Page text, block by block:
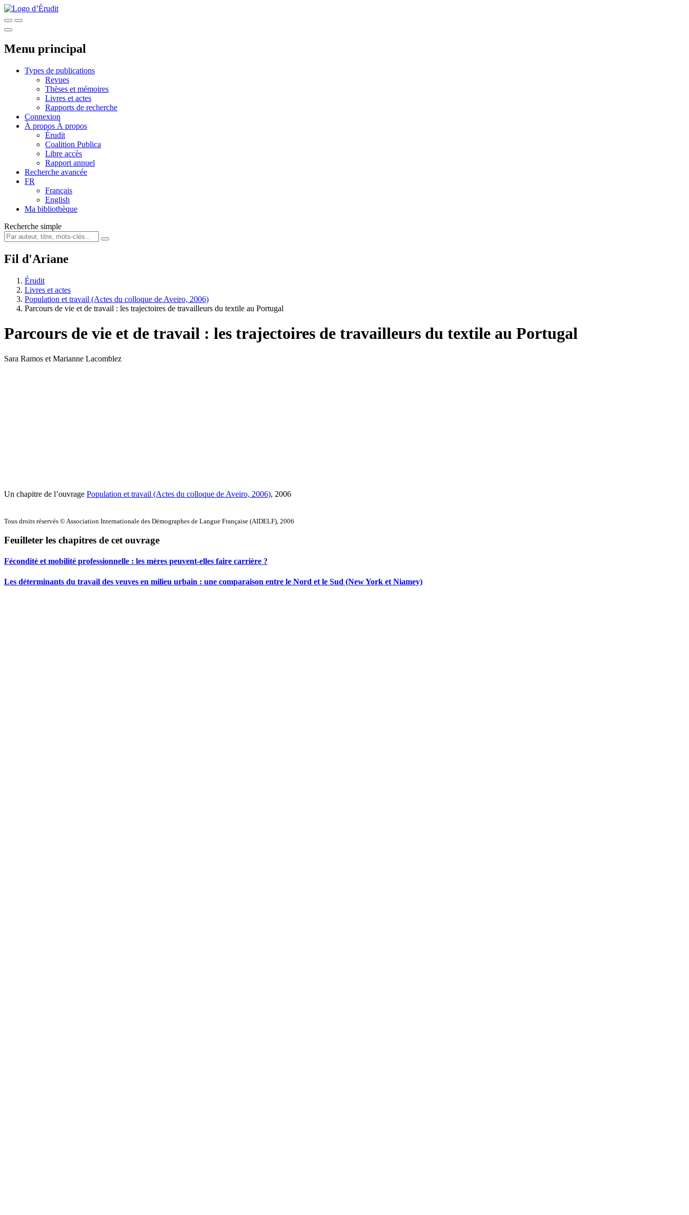
Menu principal
Types de publications
Revues
Thèses et mémoires
Livres et actes
Rapports de recherche
Connexion
À propos À propos
Érudit
Coalition Publica
Libre accès
Rapport annuel
Recherche avancée
FR
Français
English
Ma bibliothèque
Recherche simple
Fil d'Ariane
Érudit
Livres et actes
Population et travail (Actes du colloque de Aveiro, 2006)
Parcours de vie et de travail : les trajectoires de travailleurs du textile au Portugal
Parcours de vie et de travail : les trajectoires de travailleurs du textile au Portugal
Sara Ramos et Marianne Lacomblez
Un chapitre de l’ouvrage Population et travail (Actes du colloque de Aveiro, 2006), 2006
Tous droits réservés © Association Internationale des Démographes de Langue Française (AIDELF), 2006
Feuilleter les chapitres de cet ouvrage
Fécondité et mobilité professionnelle : les mères peuvent-elles faire carrière ?
Les déterminants du travail des veuves en milieu urbain : une comparaison entre le Nord et le Sud (New York et Niamey)